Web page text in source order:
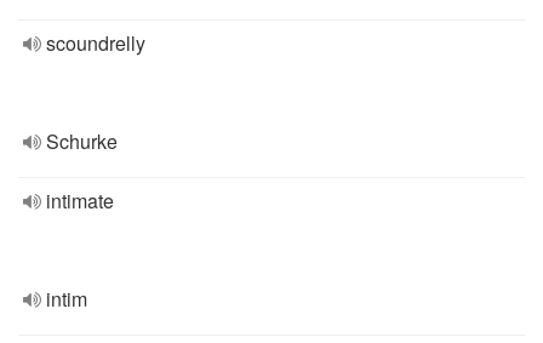
scoundrelly
Schurke
intimate
intim